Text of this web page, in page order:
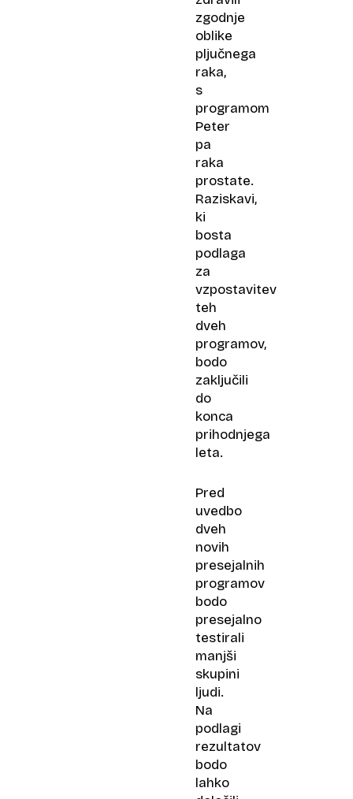
zgodnje
oblike
pljučnega
raka,
s
programom
Peter
pa
raka
prostate.
Raziskavi,
ki
bosta
podlaga
za
vzpostavitev
teh
dveh
programov,
bodo
zaključili
do
konca
prihodnjega
leta.
Pred
uvedbo
dveh
novih
presejalnih
programov
bodo
presejalno
testirali
manjši
skupini
ljudi.
Na
podlagi
rezultatov
bodo
lahko